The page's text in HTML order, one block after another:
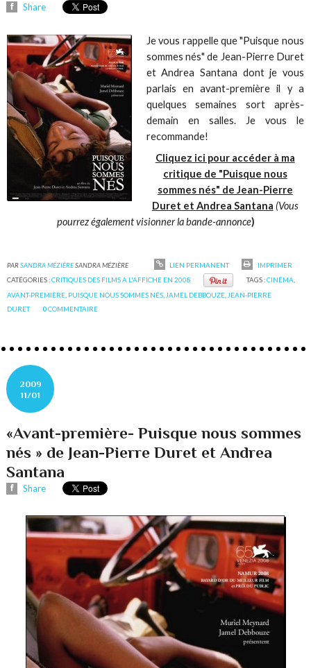
Share
Je vous rappelle que "Puisque nous
sommes nés" de Jean-Pierre Duret
et Andrea Santana dont je vous
parlais en avant-première il y a
quelques semaines sort après-
demain en salles. Je vous le
recommande!
Cliquez ici pour accéder à ma
critique de "Puisque nous
sommes nés" de Jean-Pierre
Duret et Andrea Santana (Vous
pourrez également visionner la bande-annonce)
PARSANDRA MÉZIÈRESANDRA MÉZIÈRE LIEN PERMANENT
IMPRIMER
CATÉGORIES :CRITIQUES DES FILMS A L'AFFICHE EN 2008 TAGS :CINÉMA
AVANT-PREMIÈRE PUISQUE NOUS SOMMES NÉS JAMEL DEBBOUZE JEAN-PIERRE
DURET
0COMMENTAIRE
2009
11/01
«Avant-première- Puisque nous sommes
nés » de Jean-Pierre Duret et Andrea
Santana
Share